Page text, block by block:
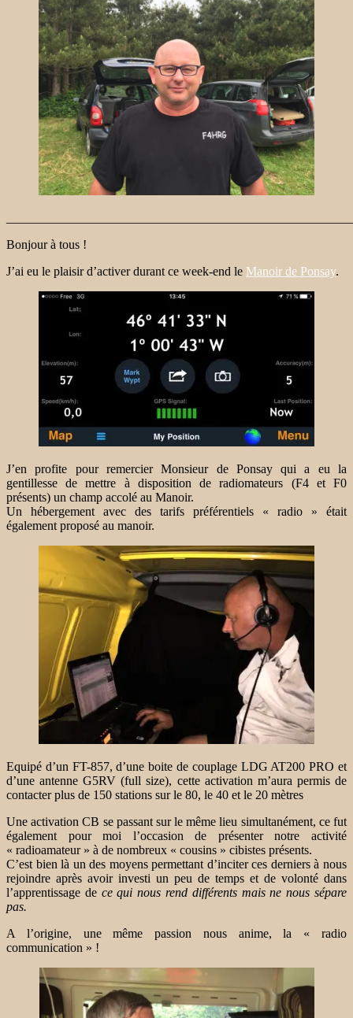
Bonjour à tous !
J’ai eu le plaisir d’activer durant ce week-end le Manoir de Ponsay.
J’en profite pour remercier Monsieur de Ponsay qui a eu la
gentillesse de mettre à disposition de radiomateurs (F4 et F0
présents) un champ accolé au Manoir.
Un hébergement avec des tarifs préférentiels « radio » était
également proposé au manoir.
Equipé d’un FT-857, d’une boite de couplage LDG AT200 PRO et
d’une antenne G5RV (full size), cette activation m’aura permis de
contacter plus de 150 stations sur le 80, le 40 et le 20 mètres
Une activation CB se passant sur le même lieu simultanément, ce fut
également pour moi l’occasion de présenter notre activité
« radioamateur » à de nombreux « cousins » cibistes présents.
C’est bien là un des moyens permettant d’inciter ces derniers à nous
rejoindre après avoir investi un peu de temps et de volonté dans
l’apprentissage de ce qui nous rend différents mais ne nous sépare
pas.
A l’origine, une même passion nous anime, la « radio
communication » !